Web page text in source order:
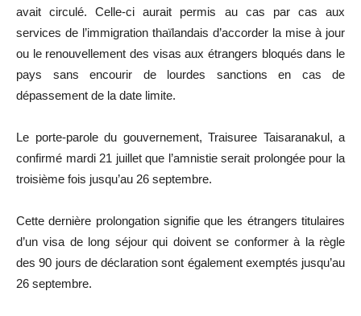
avait circulé. Celle-ci aurait permis au cas par cas aux
services de l’immigration thaïlandais d’accorder la mise à jour
ou le renouvellement des visas aux étrangers bloqués dans le
pays sans encourir de lourdes sanctions en cas de
dépassement de la date limite.
Le porte-parole du gouvernement, Traisuree Taisaranakul, a
confirmé mardi 21 juillet que l’amnistie serait prolongée pour la
troisième fois jusqu’au 26 septembre.
Cette dernière prolongation signifie que les étrangers titulaires
d’un visa de long séjour qui doivent se conformer à la règle
des 90 jours de déclaration sont également exemptés jusqu’au
26 septembre.